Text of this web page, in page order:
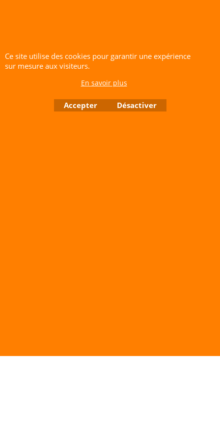
Ce site utilise des cookies pour garantir une expérience
sur mesure aux visiteurs.
En savoir plus
Accepter Désactiver